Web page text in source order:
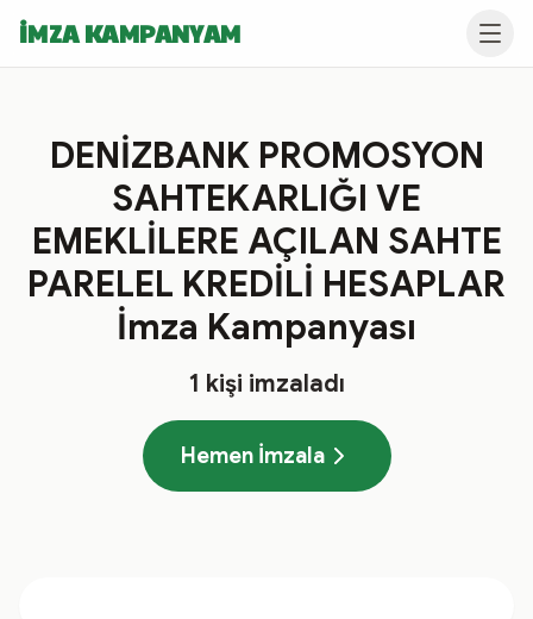
İMZA KAMPANYAM
DENİZBANK PROMOSYON
SAHTEKARLIĞI VE
EMEKLİLERE AÇILAN SAHTE
PARELEL KREDİLİ HESAPLAR
İmza Kampanyası
1 kişi imzaladı
Hemen İmzala